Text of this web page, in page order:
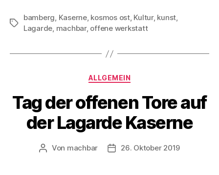
Schlagwörter
bamberg, Kaserne, kosmos ost, Kultur, kunst,
Lagarde, machbar, offene werkstatt
Kategorien
ALLGEMEIN
Tag der offenen Tore auf
der Lagarde Kaserne
Beitragsautor
Von machbar Beitragsdatum
26. Oktober 2019